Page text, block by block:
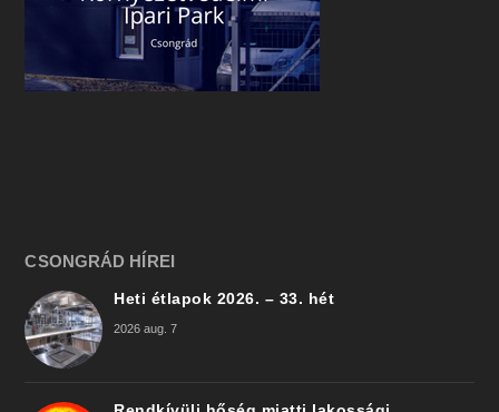
CSONGRÁD HÍREI
Heti étlapok 2026. – 33. hét
2026 aug. 7